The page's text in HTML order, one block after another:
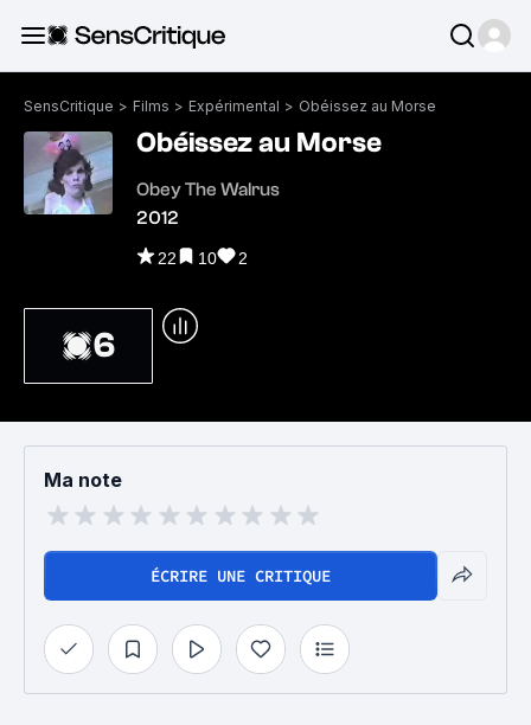
SensCritique > Films > Expérimental > Obéissez au Morse
Obéissez au Morse
Obey The Walrus
2012
22 10 2
6
Ma note
ÉCRIRE UNE CRITIQUE